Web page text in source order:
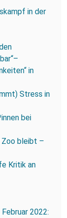
in der
in
Stress in
bei
Zoo bleibt –
Kritik an
2022: